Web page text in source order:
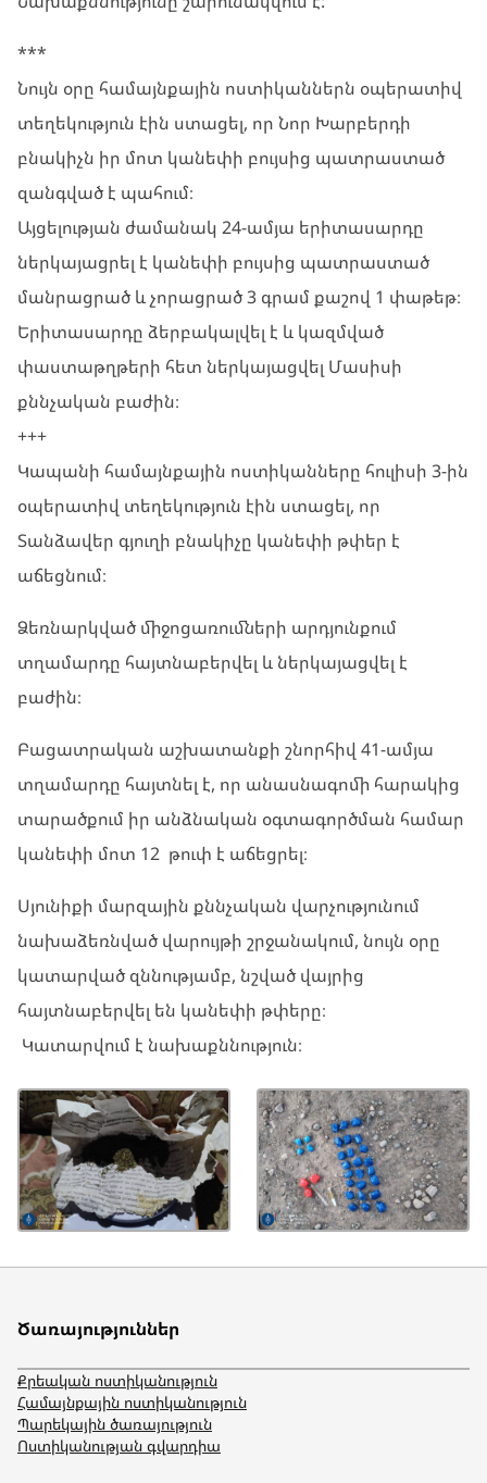
***
Նույն օրը համայնքային ոստիկաններն օպերատիվ
տեղեկություն էին ստացել, որ Նոր Խարբերդի
բնակիչն իր մոտ կանեփի բույսից պատրաստած
զանգված է պահում։
Այցելության ժամանակ 24-ամյա երիտասարդը
ներկայացրել է կանեփի բույսից պատրաստած
մանրացրած և չորացրած 3 գրամ քաշով 1 փաթեթ։
Երիտասարդը ձերբակալվել է և կազմված
փաստաթղթերի հետ ներկայացվել Մասիսի
քննչական բաժին։
+++
Կապանի համայնքային ոստիկանները հուլիսի 3-ին
օպերատիվ տեղեկություն էին ստացել, որ
Տանձավեր գյուղի բնակիչը կանեփի թփեր է
աճեցնում։
Ձեռնարկված միջոցառումների արդյունքում
տղամարդը հայտնաբերվել և ներկայացվել է
բաժին։
Բացատրական աշխատանքի շնորհիվ 41-ամյա
տղամարդը հայտնել է, որ անասնագոմի հարակից
տարածքում իր անձնական օգտագործման համար
կանեփի մոտ 12 թուփ է աճեցրել։
Սյունիքի մարզային քննչական վարչությունում
նախաձեռնված վարույթի շրջանակում, նույն օրը
կատարված զննությամբ, նշված վայրից
հայտնաբերվել են կանեփի թփերը։
Կատարվում է նախաքննություն։
Ծառայություններ
Քրեական ոստիկանություն
Համայնքային ոստիկանություն
Պարեկային ծառայություն
Ոստիկանության գվարդիա